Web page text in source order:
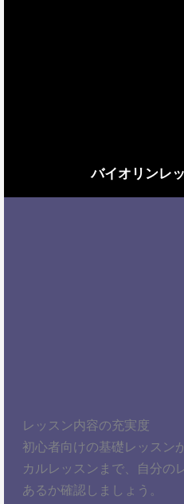
バイオリンレ
レッスン内容の充実度
初心者向けの基礎レッスン
カルレッスンまで、自分の
あるか確認しましょう。